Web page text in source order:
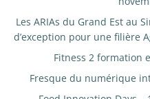
Les ARIAs du Grand Est au
d’exception pour une filière
Fitness 2 formation
Fresque du numérique